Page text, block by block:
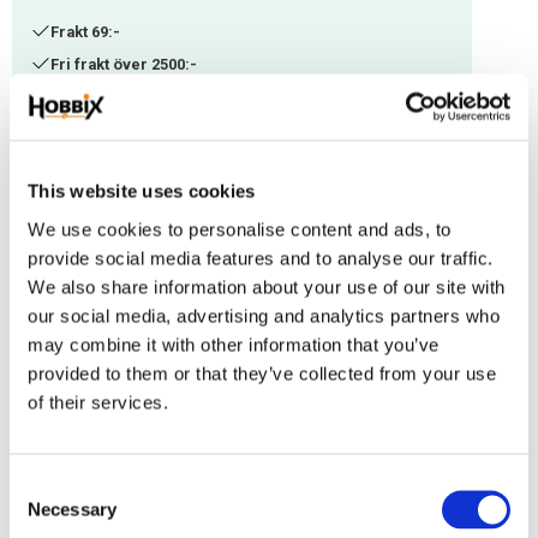
This website uses cookies
We use cookies to personalise content and ads, to
provide social media features and to analyse our traffic.
We also share information about your use of our site with
our social media, advertising and analytics partners who
may combine it with other information that you’ve
provided to them or that they’ve collected from your use
of their services.
Necessary
Frakt 69:-
Fri frakt över 2500:-
Leveranstid 1-3 arbetsdagar
Lagerstatus
Snygg connector i Tibetan style med en utstansad tass som passar på
hundhalsband, koppel, väsksmycken m.m. Snygg dekoration tillsammans
med paracord, läder och annat.
Storlek 1,5x17x24,5 mm. Hålstorlek 2,5 mm.